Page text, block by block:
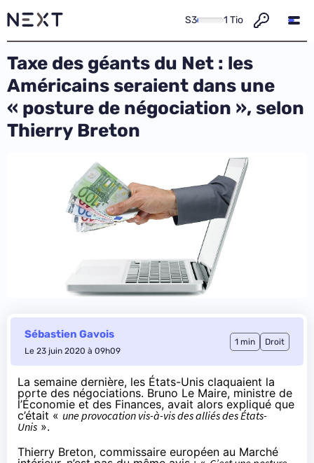
S3 1 Tio
Taxe des géants du Net : les
Américains seraient dans une
« posture de négociation », selon
Thierry Breton
Sébastien Gavois
Le 23 juin 2020 à 09h09
1 min Droit
La semaine dernière, les États-Unis claquaient la
porte des négociations. Bruno Le Maire, ministre de
l’Économie et des Finances, avait alors expliqué que
c’était « une provocation vis-à-vis des alliés des États-
Unis ».
Thierry Breton, commissaire européen au Marché